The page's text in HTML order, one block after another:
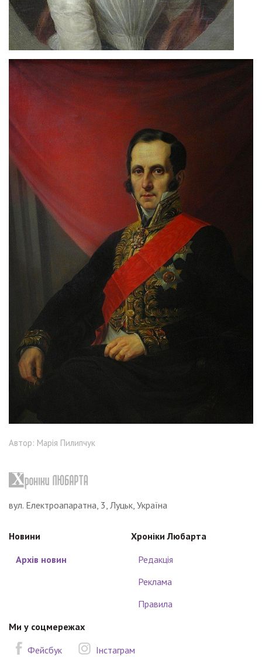
Автор: Марія Пилипчук
вул. Електроапаратна, 3, Луцьк, Україна
Новини
Архів новин
Хроніки Любарта
Редакція
Реклама
Правила
Ми у соцмережах
Фейсбук
Інстаграм